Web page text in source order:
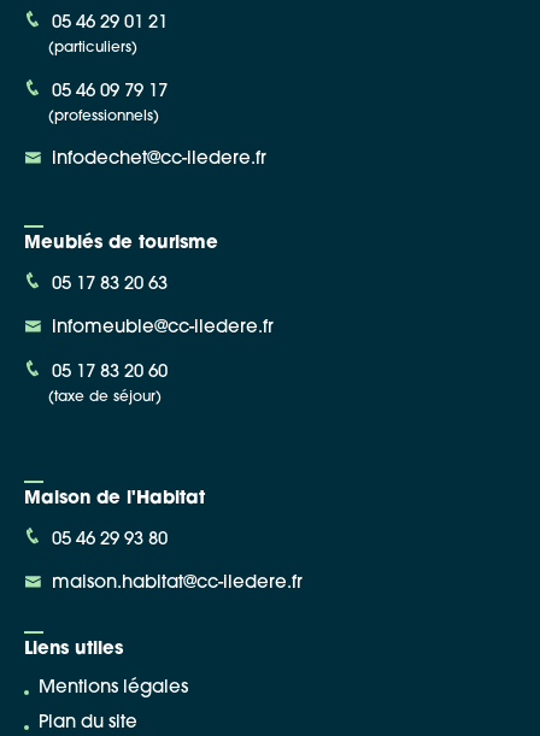
05 46 29 01 21
(particuliers)
05 46 09 79 17
(professionnels)
infodechet@cc-iledere.fr
Meublés de tourisme
05 17 83 20 63
infomeuble@cc-iledere.fr
05 17 83 20 60
(taxe de séjour)
Maison de l'Habitat
05 46 29 93 80
maison.habitat@cc-iledere.fr
Liens utiles
Mentions légales
Plan du site